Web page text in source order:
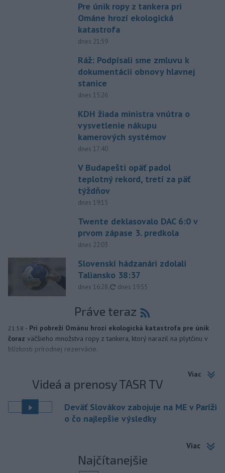
Pre únik ropy z tankera pri
Ománe hrozí ekologická
katastrofa
dnes 21:59
Ráž: Podpísali sme zmluvu k
dokumentácii obnovy hlavnej
stanice
dnes 15:26
KDH žiada ministra vnútra o
vysvetlenie nákupu
kamerových systémov
dnes 17:40
V Budapešti opäť padol
teplotný rekord, tretí za päť
týždňov
dnes 19:15
Twente deklasovalo DAC 6:0 v
prvom zápase 3. predkola
dnes 22:03
Slovenskí hádzanári zdolali
Taliansko 38:37
dnes 16:28, aktualizované
dnes 19:55
Práve teraz
21:58 - Pri pobreží Ománu hrozí ekologická katastrofa pre únik
čoraz väčšieho množstva ropy z tankera, ktorý narazil na plytčinu v
blízkosti prírodnej rezervácie.
Viac
Videá a prenosy TASR TV
Deväť Slovákov zabojuje na ME v Paríži
o čo najlepšie výsledky
Viac
Najčítanejšie